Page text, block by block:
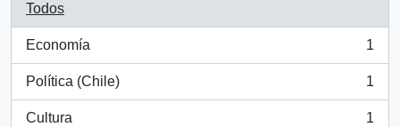
Todos
Economía
, 1 resultados
1
Política (Chile)
, 1 resultados
1
Cultura 1